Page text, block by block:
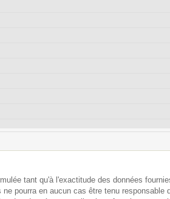
tant qu'à l'exactitude des données
pourra en aucun cas être tenu responsable